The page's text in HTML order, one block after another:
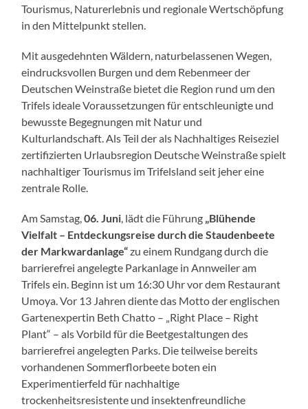
Tourismus, Naturerlebnis und regionale Wertschöpfung
in den Mittelpunkt stellen.
Mit ausgedehnten Wäldern, naturbelassenen Wegen,
eindrucksvollen Burgen und dem Rebenmeer der
Deutschen Weinstraße bietet die Region rund um den
Trifels ideale Voraussetzungen für entschleunigte und
bewusste Begegnungen mit Natur und
Kulturlandschaft. Als Teil der als Nachhaltiges Reiseziel
zertifizierten Urlaubsregion Deutsche Weinstraße spielt
nachhaltiger Tourismus im Trifelsland seit jeher eine
zentrale Rolle.
Am Samstag,06. Juni, lädt die Führung „Blühende
Vielfalt – Entdeckungsreise durch die Staudenbeete
der Markwardanlage“zu einem Rundgang durch die
barrierefrei angelegte Parkanlage in Annweiler am
Trifels ein. Beginn ist um 16:30 Uhr vor dem Restaurant
Umoya. Vor 13 Jahren diente das Motto der englischen
Gartenexpertin Beth Chatto – „Right Place – Right
Plant“ – als Vorbild für die Beetgestaltungen des
barrierefrei angelegten Parks. Die teilweise bereits
vorhandenen Sommerflorbeete boten ein
Experimentierfeld für nachhaltige
trockenheitsresistente und insektenfreundliche